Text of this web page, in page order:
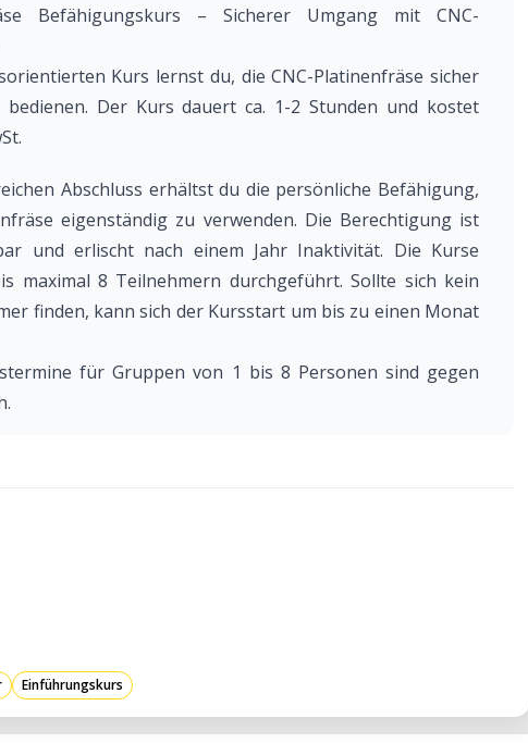
Befähigungskurs – Sicherer Umgang mit CNC-
Kurs lernst du, die CNC-Platinenfräse sicher
Der Kurs dauert ca. 1-2 Stunden und kostet
Abschluss erhältst du die persönliche Befähigung,
eigenständig zu verwenden. Die Berechtigung ist
und erlischt nach einem Jahr Inaktivität. Die Kurse
maximal 8 Teilnehmern durchgeführt. Sollte sich kein
finden, kann sich der Kursstart um bis zu einen Monat
für Gruppen von 1 bis 8 Personen sind gegen
Einführungskurs